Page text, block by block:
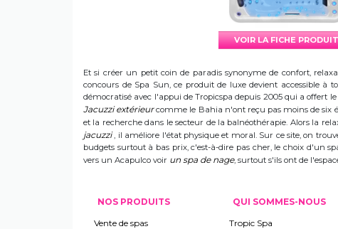
VOIR LA FICHE
Et si créer un petit coin de paradis synonyme de confort,
concours de Spa Sun, ce produit de luxe devient accessible
démocratisé avec l'appui de Tropicspa depuis 2005 qui a offert
Jacuzzi extérieurcomme le Bahia n'ont reçu pas moins de six
et la recherche dans le secteur de la balnéothérapie. Alors la
jacuzzi, il améliore l'état physique et moral. Sur ce site, on
budgets surtout à bas prix, c'est-à-dire pas cher, le choix d'un
vers un Acapulco voir un spa de nage, surtout s'ils ont de
NOS PRODUITS
Vente de spas
QUI SOMMES-NOUS
Tropic Spa